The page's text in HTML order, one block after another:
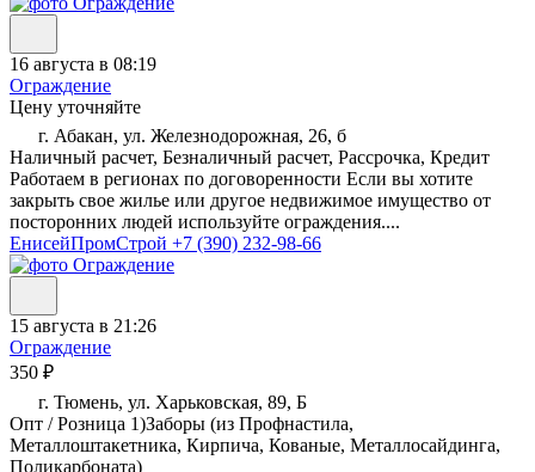
16 августа в 08:19
Ограждение
Цену уточняйте
г. Абакан, ул. Железнодорожная, 26, б
Наличный расчет, Безналичный расчет, Рассрочка, Кредит
Работаем в регионах по договоренности Если вы хотите
закрыть свое жилье или другое недвижимое имущество от
посторонних людей используйте ограждения....
ЕнисейПромСтрой +7 (390) 232-98-66
15 августа в 21:26
Ограждение
350 ₽
г. Тюмень, ул. Харьковская, 89, Б
Опт / Розница 1)Заборы (из Профнастила,
Металлоштакетника, Кирпича, Кованые, Металлосайдинга,
Поликарбоната)